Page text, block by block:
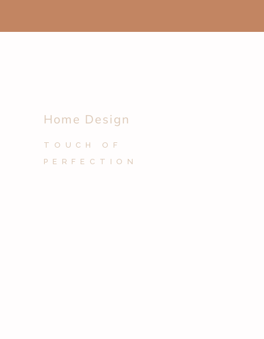
Home Design
TOUCH OF
PERFECTION